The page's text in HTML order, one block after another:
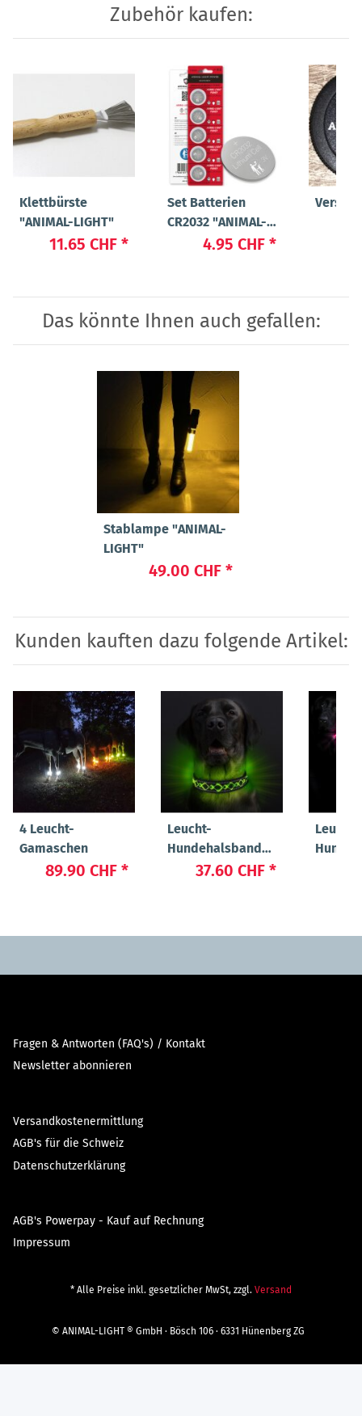
Zubehör kaufen:
Klettbürste
"ANIMAL-LIGHT"
11.65 CHF *
Set Batterien
CR2032 "ANIMAL-
LIGHT POWER"
4.95 CHF *
Das könnte Ihnen auch gefallen:
Stablampe "ANIMAL-
LIGHT"
49.00 CHF *
Kunden kauften dazu folgende Artikel:
4 Leucht-
Gamaschen
89.90 CHF *
Leucht-
Hundehalsband
"Beauty"
37.60 CHF *
Leucht-
Fragen & Antworten (FAQ's) / Kontakt
Newsletter abonnieren
Versandkostenermittlung
AGB's für die Schweiz
Datenschutzerklärung
AGB's Powerpay - Kauf auf Rechnung
Impressum
* Alle Preise inkl. gesetzlicher MwSt, zzgl. Versand
© ANIMAL-LIGHT ® GmbH · Bösch 106 · 6331 Hünenberg ZG